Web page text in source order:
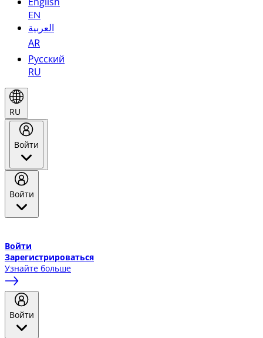
EN
العربية
AR
Русский
RU
RU
Войти
Войти
Войти
Зарегистрироваться
Узнайте больше
Войти